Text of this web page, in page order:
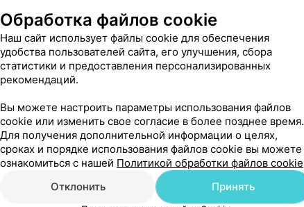
помощь взрослым.
специалиста:
противопоказания и
Все фото
Все цены
Обработка файлов cookie
Наш сайт использует файлы cookie для обеспечения
удобства пользователей сайта, его улучшения, сбора
статистики и предоставления персонализированных
рекомендаций.
Вы можете настроить параметры использования файлов
cookie или изменить свое согласие в более позднее время.
Для получения дополнительной информации о целях,
сроках и порядке использования файлов cookie вы можете
ознакомиться с нашей Политикой обработки файлов cookie
Отклонить
Принять